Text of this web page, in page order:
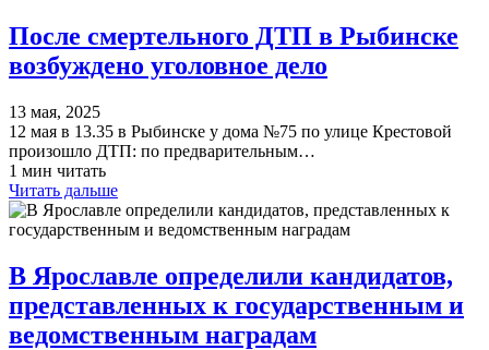
После смертельного ДТП в Рыбинске
возбуждено уголовное дело
13 мая, 2025
12 мая в 13.35 в Рыбинске у дома №75 по улице Крестовой
произошло ДТП: по предварительным…
1 мин читать
Читать дальше
В Ярославле определили кандидатов,
представленных к государственным и
ведомственным наградам